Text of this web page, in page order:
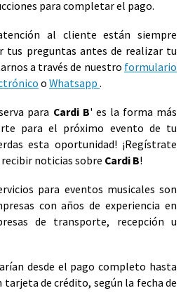
para completar el pago.
al cliente están siempre
tus preguntas antes de realizar tu
a través de nuestro formulario
o Whatsapp .
para Cardi B' es la forma más
para el próximo evento de tu
esta oportunidad! ¡Regístrate
noticias sobre Cardi B!
para eventos musicales son
con años de experiencia en
de transporte, recepción u
desde el pago completo hasta
tarjeta de crédito, según la fecha de